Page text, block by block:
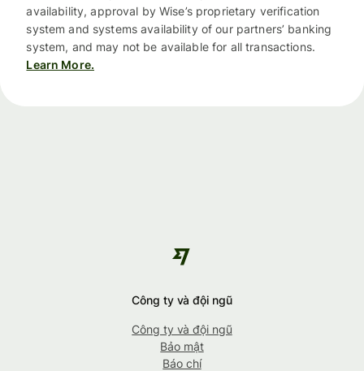
availability, approval by Wise’s proprietary verification
system and systems availability of our partners’ banking
system, and may not be available for all transactions.
Learn More.
Công ty và đội ngũ
Công ty và đội ngũ
Bảo mật
Báo chí